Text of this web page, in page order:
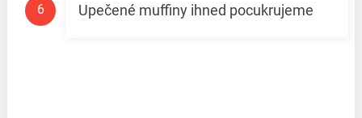
Upečené muffiny ihned pocukrujeme